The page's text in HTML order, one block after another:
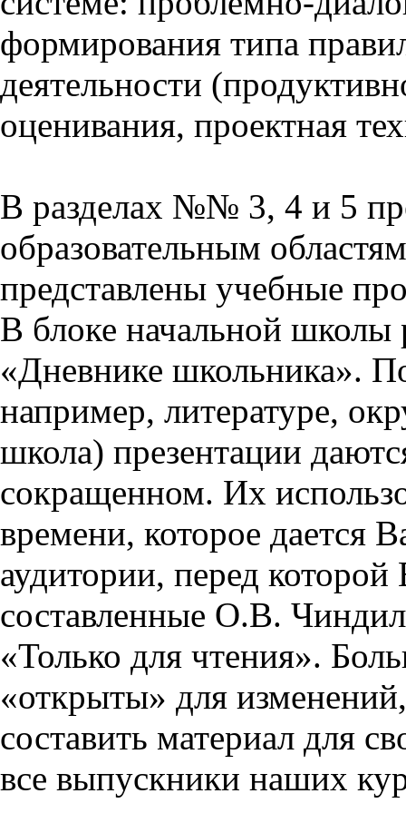
формирования типа
деятельности
оценивания, проектная
В разделах №№ 3, 4 и 5
образовательным
представлены учебные
В блоке начальной школы
«Дневнике школьника».
например, литературе,
школа) презентации
сокращенном. Их
времени, которое дается
аудитории, перед
составленные О.В.
«Только для чтения».
«открыты» для
составить материал для
все выпускники наших